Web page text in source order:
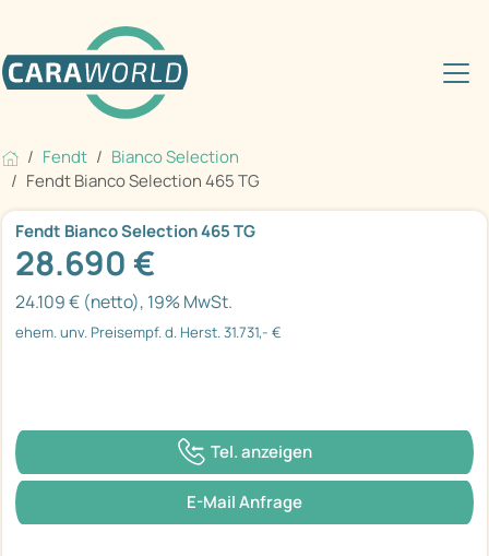
Fendt
Bianco Selection
Fendt Bianco Selection 465 TG
Fendt Bianco Selection 465 TG
28.690 €
24.109 € (netto), 19% MwSt.
ehem. unv. Preisempf. d. Herst. 31.731,- €
Tel. anzeigen
E-Mail Anfrage